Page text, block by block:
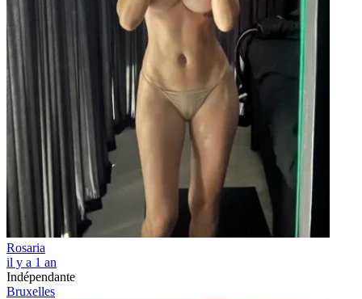
Rosaria
il y a 1 an
Indépendante
Bruxelles